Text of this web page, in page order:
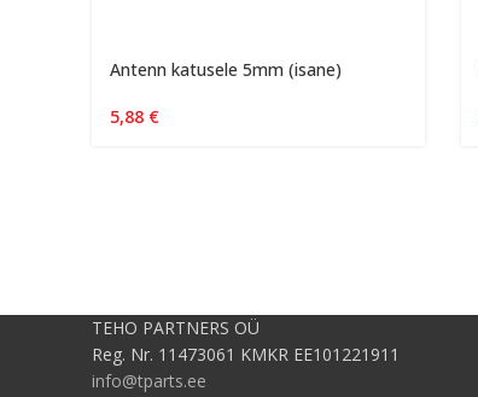
Antenn katusele 5mm (isane)
5,88 €
TEHO PARTNERS OÜ
Reg. Nr. 11473061 KMKR EE101221911
info@tparts.ee